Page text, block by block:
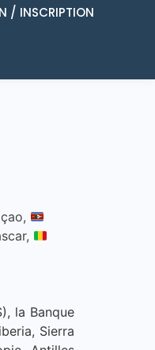
/ INSCRIPTION
la Banque
Sierra